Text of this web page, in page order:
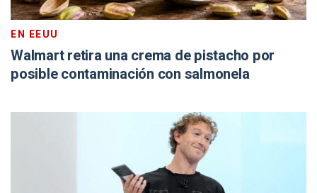
EN EEUU
Walmart retira una crema de pistacho por
posible contaminación con salmonela